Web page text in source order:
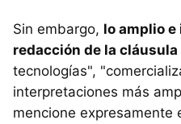
Sin embargo, lo amplio
redacción de la cláusula
tecnologías",
interpretaciones más
mencione expresamente